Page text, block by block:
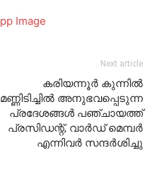
Next article
കരിയന്നൂര്‍ കുന്നില്‍
മണ്ണിടിച്ചില്‍ അനുഭവപ്പെടുന്ന
പ്രദേശങ്ങള്‍ പഞ്ചായത്ത്
പ്രസിഡന്റ്, വാര്‍ഡ് മെമ്പര്‍
എന്നിവര്‍ സന്ദര്‍ശിച്ചു